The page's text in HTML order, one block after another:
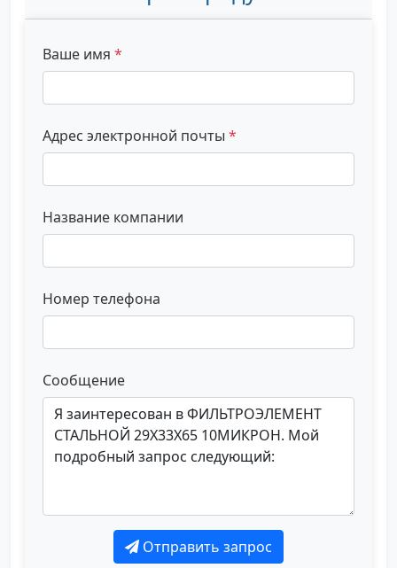
Ваше имя *
Адрес электронной почты *
Название компании
Номер телефона
Сообщение
Отправить запрос